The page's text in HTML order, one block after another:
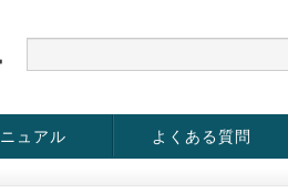
ュアル よくある質問